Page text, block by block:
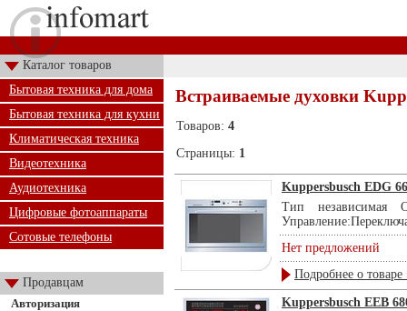
Каталог товаров
Бытовая техника для дома
Бытовая техника для кухни
Климатическая техника
Видеотехника
Аудиотехника
Цифровые фотоаппараты
Сотовые телефоны
Продавцам
Авторизация
Встраиваемые духовки
Товаров: 4
Страницы: 1
Kuppersbusch EDG
Тип
Нет предложений
Подробнее о товаре
Kuppersbusch EEB